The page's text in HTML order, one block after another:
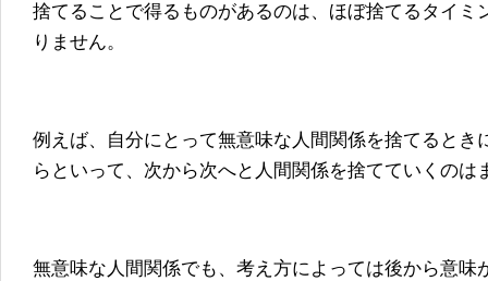
捨てることで得るものがあるのは、ほぼ捨てるタイミ
りません。
例えば、自分にとって無意味な人間関係を捨てるとき
らといって、次から次へと人間関係を捨てていくのは
無意味な人間関係でも、考え方によっては後から意味